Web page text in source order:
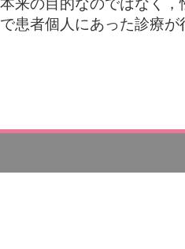
患者個人にあった診療